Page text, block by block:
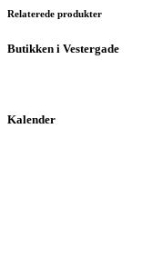
Relaterede produkter
Butikken i Vestergade
Kalender